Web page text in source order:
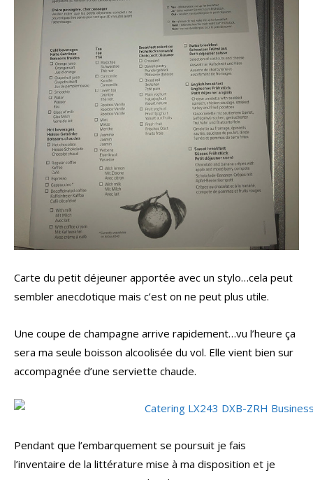
Carte du petit déjeuner apportée avec un stylo…cela peut
sembler anecdotique mais c’est on ne peut plus utile.
Une coupe de champagne arrive rapidement…vu l’heure ça
sera ma seule boisson alcoolisée du vol. Elle vient bien sur
accompagnée d’une serviette chaude.
Pendant que l’embarquement se poursuit je fais
l’inventaire de la littérature mise à ma disposition et je